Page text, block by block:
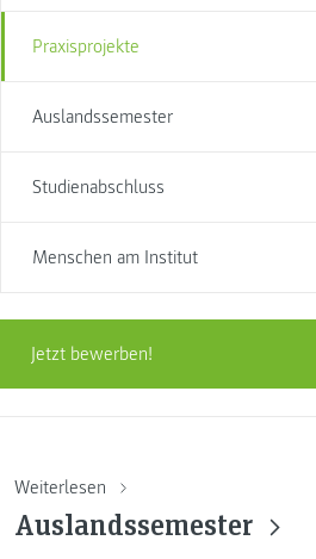
Praxisprojekte
Auslandssemester
Studienabschluss
Menschen am Institut
Jetzt bewerben!
Weiterlesen
Auslandssemester